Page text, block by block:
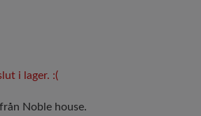
i lager. :(
Noble house.